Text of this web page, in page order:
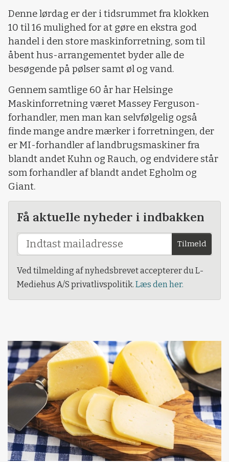
Denne lørdag er der i tidsrummet fra klokken
10 til 16 mulighed for at gøre en ekstra god
handel i den store maskinforretning, som til
åbent hus-arrangementet byder alle de
besøgende på pølser samt øl og vand.
Gennem samtlige 60 år har Helsinge
Maskinforretning været Massey Ferguson-
forhandler, men man kan selvfølgelig også
finde mange andre mærker i forretningen, der
er MI-forhandler af landbrugsmaskiner fra
blandt andet Kuhn og Rauch, og endvidere står
som forhandler af blandt andet Egholm og
Giant.
Få aktuelle nyheder i indbakken
Tilmeld
Ved tilmelding af nyhedsbrevet accepterer du L-
Mediehus A/S privatlivspolitik. Læs den her.